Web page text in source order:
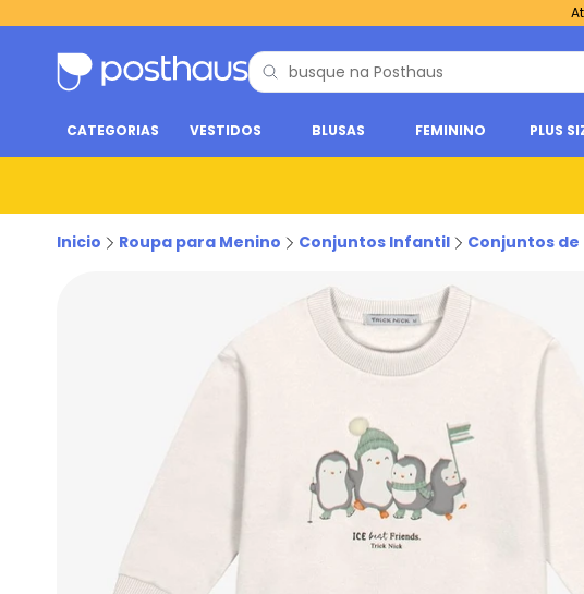
CATEGORIAS VESTIDOS BLUSAS FEMININO PLUS
Inicio Roupa para Menino Conjuntos Infantil Conjuntos